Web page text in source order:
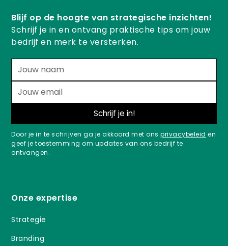
Blijf op de hoogte van strategische inzichten!
Schrijf je in en ontvang praktische tips om jouw
bedrijf en merk te versterken.
Door je in te schrijven ga je akkoord met onsprivacybeleid en
geef je toestemming om updates van ons bedrijf te
ontvangen.
Onze expertise
Strategie
Branding